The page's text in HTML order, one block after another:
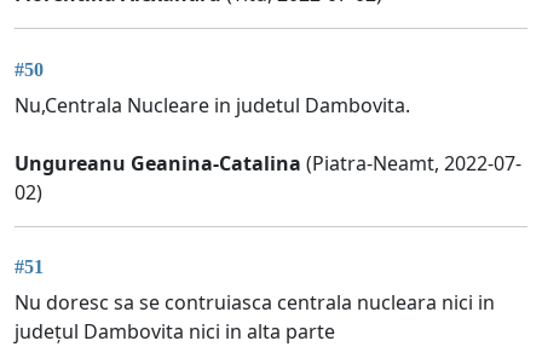
#50
Nu,Centrala Nucleare in judetul Dambovita.
Ungureanu Geanina-Catalina (Piatra-Neamt, 2022-07-
02)
#51
Nu doresc sa se contruiasca centrala nucleara nici in
județul Dambovita nici in alta parte